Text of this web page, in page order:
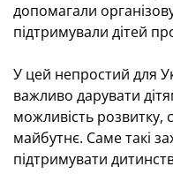
допомагали
підтримували дітей
У цей непростий для
важливо дарувати
можливість розвитку,
майбутнє. Саме такі
підтримувати